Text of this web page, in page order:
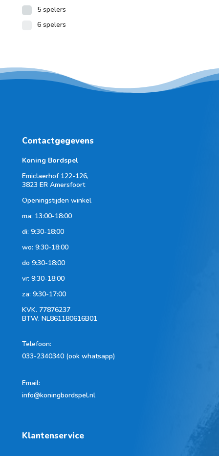
5 spelers
6 spelers
Contactgegevens
Koning Bordspel
Emiclaerhof 122-126,
3823 ER Amersfoort
Openingstijden winkel
ma: 13:00-18:00
di: 9:30-18:00
wo: 9:30-18:00
do 9:30-18:00
vr: 9:30-18:00
za: 9:30-17:00
KVK. 77876237
BTW. NL861180616B01
Telefoon:
033-2340340 (ook whatsapp)
Email:
info@koningbordspel.nl
Klantenservice